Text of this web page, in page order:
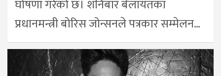
घोषणा गरेको छ। शनिबार बेलायतका
प्रधानमन्त्री बोरिस जोन्सनले पत्रकार सम्मेलन…